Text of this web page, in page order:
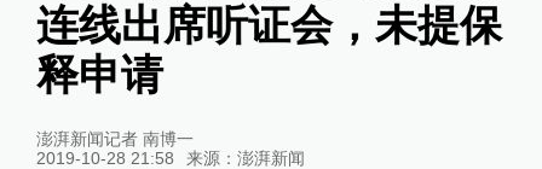
连线出席听证会，未提保
释申请
澎湃新闻记者 南博一
2019-10-28 21:58
来源： 澎湃新闻